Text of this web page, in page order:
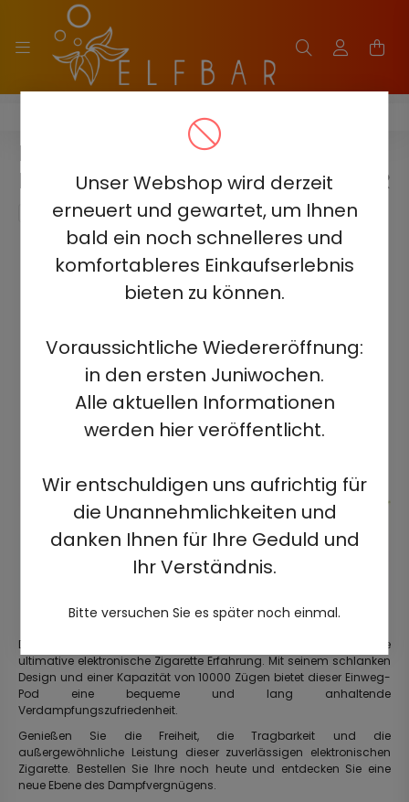
Unser Webshop wird derzeit
erneuert und gewartet, um Ihnen
bald ein noch schnelleres und
komfortableres Einkaufserlebnis
bieten zu können.
Voraussichtliche Wiedereröffnung:
in den ersten Juniwochen.
Alle aktuellen Informationen
werden hier veröffentlicht.
Wir entschuldigen uns aufrichtig für
die Unannehmlichkeiten und
danken Ihnen für Ihre Geduld und
Ihr Verständnis.
Bitte versuchen Sie es später noch einmal.
HQD MIRACLE 8000
HQD MIRACLE 8000 5% -
RASPBERRY GRAPE - AUFLADBAR
Die neue HQD Miracle 8000 doppelte Mesh-Spule Einweg-Vape, die
ultimative elektronische Zigarette Erfahrung. Mit seinem schlanken
Design und einer Kapazität von 10000 Zügen bietet dieser Einweg-
Pod eine bequeme und lang anhaltende
Verdampfungszufriedenheit.
Genießen Sie die Freiheit, die Tragbarkeit und die
außergewöhnliche Leistung dieser zuverlässigen elektronischen
Zigarette. Bestellen Sie Ihre noch heute und entdecken Sie eine
neue Ebene des Dampfvergnügens.